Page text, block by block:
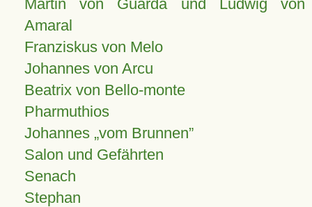
Martin von Guarda und Ludwig von
Amaral
Franziskus von Melo
Johannes von Arcu
Beatrix von Bello-monte
Pharmuthios
Johannes vom Brunnen
Salon und Gefährten
Senach
Stephan